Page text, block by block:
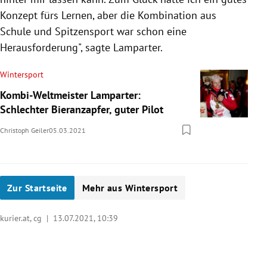
Konzept fürs Lernen, aber die Kombination aus
Schule und Spitzensport war schon eine
Herausforderung", sagte Lamparter.
Wintersport
Kombi-Weltmeister Lamparter:
Schlechter Bieranzapfer, guter Pilot
Christoph Geiler05.03.2021
Zur Startseite Mehr aus Wintersport
kurier.at, cg | 13.07.2021, 10:39